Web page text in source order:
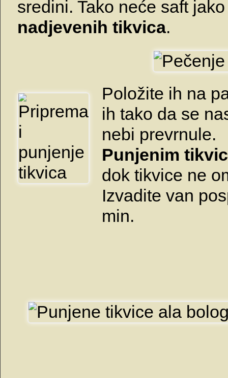
sredini. Tako neće saft
nadjevenih tikvica.
Položite ih na
ih tako da se
nebi prevrnule.
Punjenim
dok tikvice ne
Izvadite van
min.